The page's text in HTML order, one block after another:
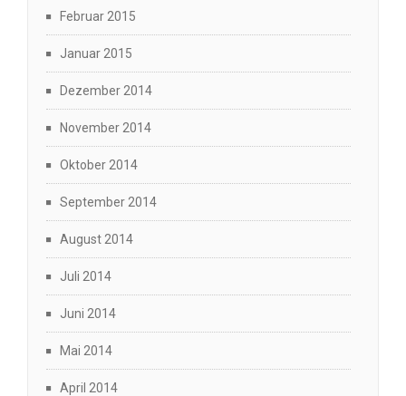
Februar 2015
Januar 2015
Dezember 2014
November 2014
Oktober 2014
September 2014
August 2014
Juli 2014
Juni 2014
Mai 2014
April 2014